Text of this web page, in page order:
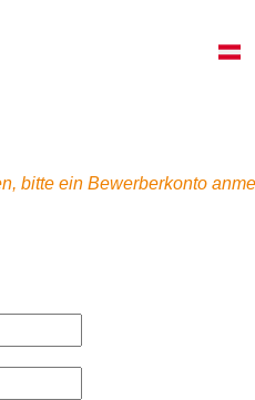
bitte ein Bewerberkonto